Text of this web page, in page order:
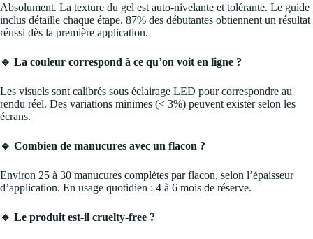
Absolument. La texture du gel est auto-nivelante et tolérante. Le guide
inclus détaille chaque étape. 87% des débutantes obtiennent un résultat
réussi dès la première application.
🔹 La couleur correspond à ce qu’on voit en ligne ?
Les visuels sont calibrés sous éclairage LED pour correspondre au
rendu réel. Des variations minimes (< 3%) peuvent exister selon les
écrans.
🔹 Combien de manucures avec un flacon ?
Environ 25 à 30 manucures complètes par flacon, selon l’épaisseur
d’application. En usage quotidien : 4 à 6 mois de réserve.
🔹 Le produit est-il cruelty-free ?